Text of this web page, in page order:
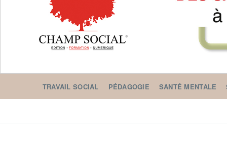
TRAVAIL SOCIAL PÉDAGOGIE SANTÉ MENTALE